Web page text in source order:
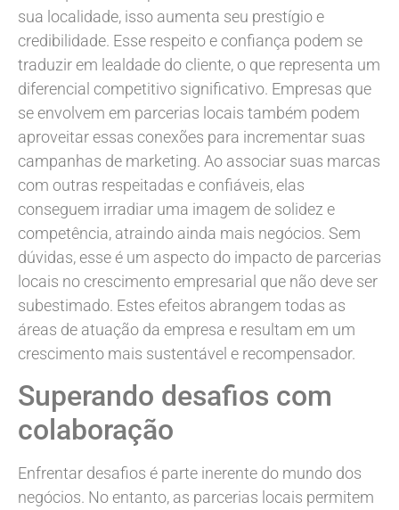
sua localidade, isso aumenta seu prestígio e
credibilidade. Esse respeito e confiança podem se
traduzir em lealdade do cliente, o que representa um
diferencial competitivo significativo. Empresas que
se envolvem em parcerias locais também podem
aproveitar essas conexões para incrementar suas
campanhas de marketing. Ao associar suas marcas
com outras respeitadas e confiáveis, elas
conseguem irradiar uma imagem de solidez e
competência, atraindo ainda mais negócios. Sem
dúvidas, esse é um aspecto do impacto de parcerias
locais no crescimento empresarial que não deve ser
subestimado. Estes efeitos abrangem todas as
áreas de atuação da empresa e resultam em um
crescimento mais sustentável e recompensador.
Superando desafios com
colaboração
Enfrentar desafios é parte inerente do mundo dos
negócios. No entanto, as parcerias locais permitem